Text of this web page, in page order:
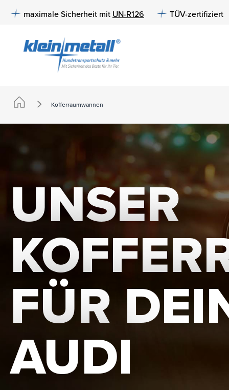
springen Zur Hauptnavigation springen
maximale Sicherheit mit UN-R126 TÜV-zertifiziert
Kofferraumwannen
UNSER
FÜR
AUDI